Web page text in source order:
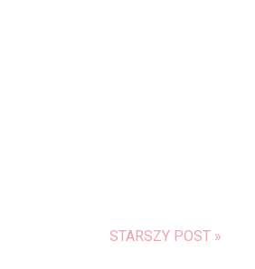
STARSZY POST »